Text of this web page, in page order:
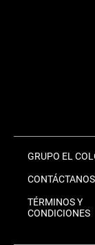
GRUPO EL
CONTÁCTANOS
TÉRMINOS Y
CONDICIONES